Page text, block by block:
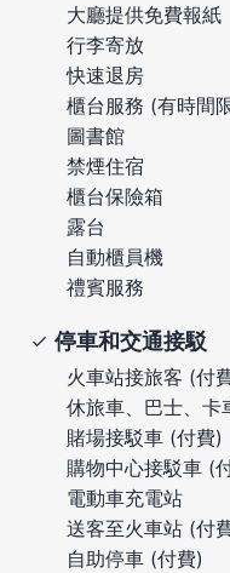
大廳提供免費報紙
行李寄放
快速退房
櫃台服務 (有時間
圖書館
禁煙住宿
櫃台保險箱
露台
自動櫃員機
禮賓服務
停車和交通接駁
火車站接旅客 (付
休旅車、巴士、卡
賭場接駁車 (付費)
購物中心接駁車 (
電動車充電站
送客至火車站 (付
自助停車 (付費)